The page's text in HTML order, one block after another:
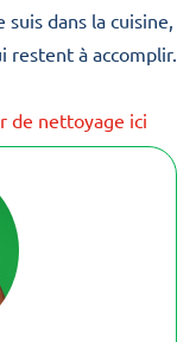
dans la cuisine,
restent à accomplir.
de nettoyage ici